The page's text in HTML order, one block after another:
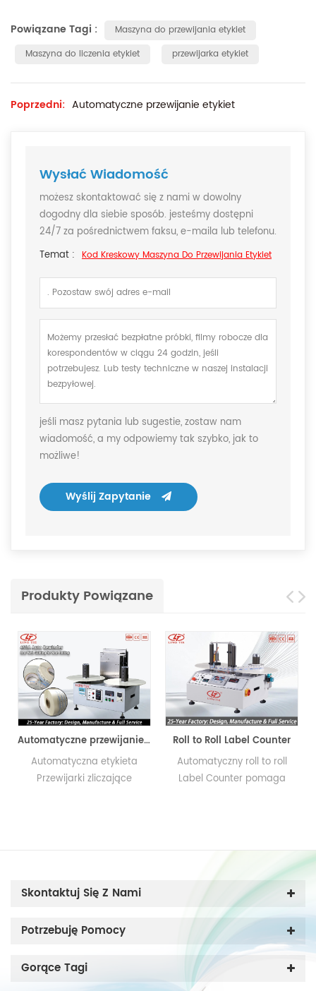
Powiązane Tagi :
Maszyna do przewijania etykiet
Maszyna do liczenia etykiet
przewijarka etykiet
Poprzedni: Automatyczne przewijanie etykiet
Wysłać Wiadomość
możesz skontaktować się z nami w dowolny
dogodny dla siebie sposób. jesteśmy dostępni
24/7 za pośrednictwem faksu, e-maila lub telefonu.
Temat : Kod Kreskowy Maszyna Do Przewijania Etykiet
jeśli masz pytania lub sugestie, zostaw nam
wiadomość, a my odpowiemy tak szybko, jak to
możliwe!
Wyślij Zapytanie
Produkty Powiązane
Automatyczne przewijanie etykiet
Automatyczna etykieta
Przewijarki zliczające
poligraficznej.
Roll to Roll Label Counter
Automatyczny roll to roll
Label Counter pomaga
Skontaktuj Się Z Nami
Potrzebuję Pomocy
Gorące Tagi